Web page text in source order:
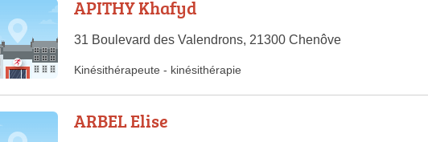
APITHY Khafyd
31 Boulevard des Valendrons, 21300 Chenôve
Kinésithérapeute - kinésithérapie
ARBEL Elise